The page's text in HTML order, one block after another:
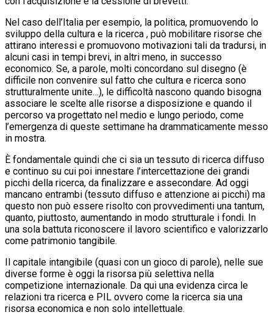
Nel caso dell’Italia per esempio, la politica, promuovendo lo
sviluppo della cultura e la ricerca , può mobilitare risorse che
attirano interessi e promuovono motivazioni tali da tradursi, in
alcuni casi in tempi brevi, in altri meno, in successo
economico. Se, a parole, molti concordano sul disegno (è
difficile non convenire sul fatto che cultura e ricerca sono
strutturalmente unite…), le difficoltà nascono quando bisogna
associare le scelte alle risorse a disposizione e quando il
percorso va progettato nel medio e lungo periodo, come
l’emergenza di queste settimane ha drammaticamente messo
in mostra.
È fondamentale quindi che ci sia un tessuto di ricerca diffuso
e continuo su cui poi innestare l’intercettazione dei grandi
picchi della ricerca, da finalizzare e assecondare. Ad oggi
mancano entrambi (tessuto diffuso e attenzione ai picchi) ma
questo non può essere risolto con provvedimenti una tantum,
quanto, piuttosto, aumentando in modo strutturale i fondi. In
una sola battuta riconoscere il lavoro scientifico e valorizzarlo
come patrimonio tangibile.
Il capitale intangibile (quasi con un gioco di parole), nelle sue
diverse forme è oggi la risorsa più selettiva nella
competizione internazionale. Da qui una evidenza circa le
relazioni tra ricerca e PIL ovvero come la ricerca sia una
risorsa economica e non solo intellettuale.